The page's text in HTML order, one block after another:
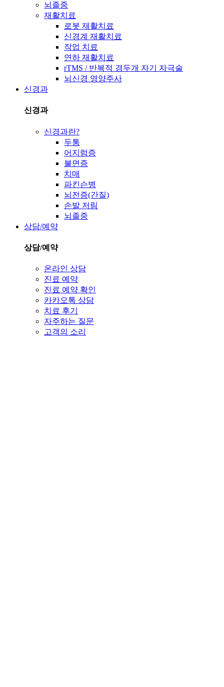
뇌졸중
재활치료
로봇 재활치료
신경계 재활치료
작업 치료
연하 재활치료
rTMS / 반복적 경두개 자기 자극술
뇌신경 영양주사
신경과
신경과
신경과란?
두통
어지럼증
불면증
치매
파킨슨병
뇌전증(간질)
손발 저림
뇌졸중
상담/예약
상담/예약
온라인 상담
진료 예약
진료 예약 확인
카카오톡 상담
치료 후기
자주하는 질문
고객의 소리